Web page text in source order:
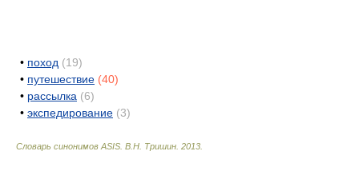
• поход (19)
• путешествие (40)
• рассылка (6)
• экспедирование (3)
Словарь синонимов ASIS. В.Н. Тришин 2013